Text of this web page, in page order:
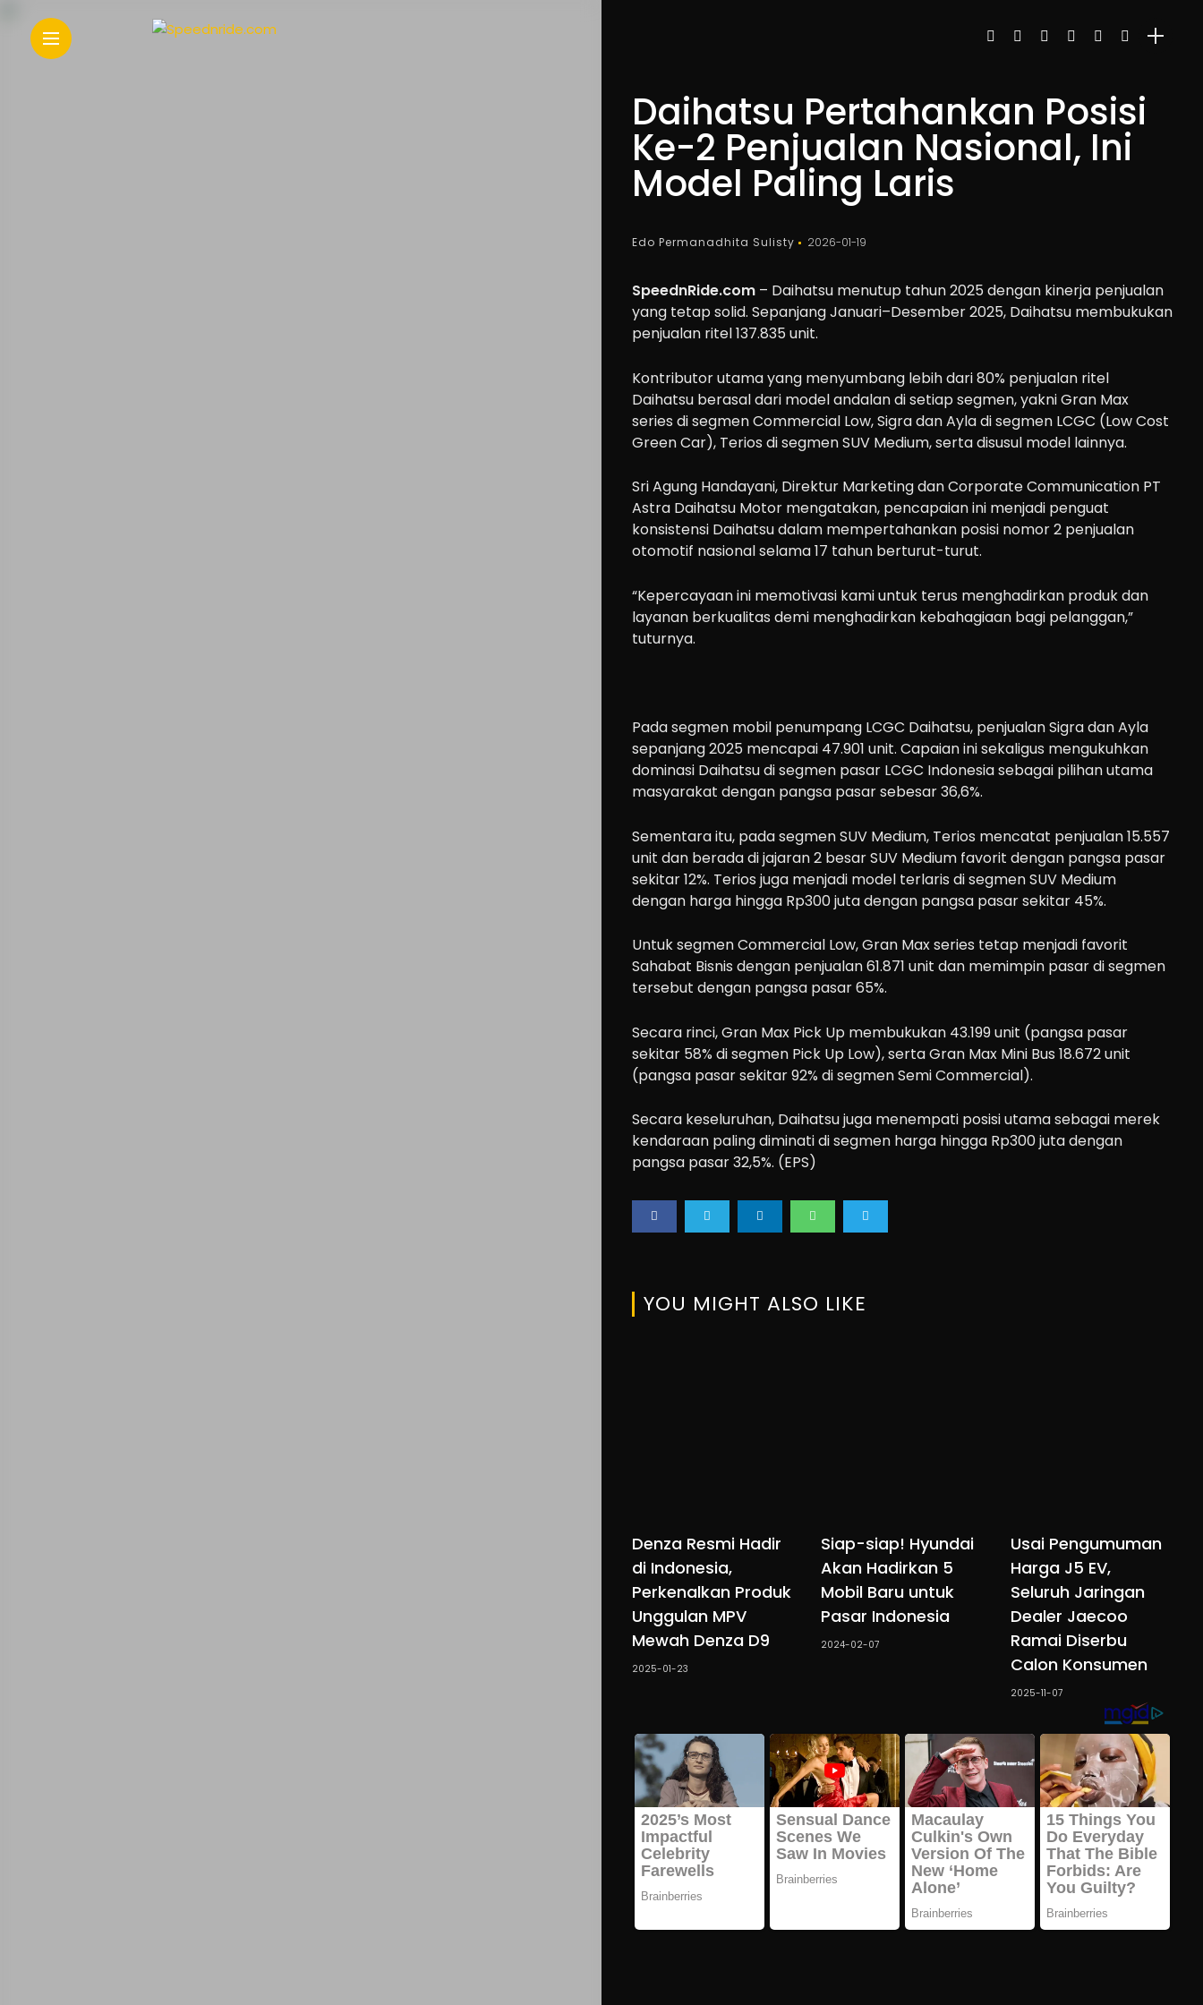
Cars
Motorcycle
n
Drive
Tips
Community
Lifestyle
About
Daihatsu Pertahankan Posisi
Ke-2 Penjualan Nasional, Ini
Model Paling Laris
Edo Permanadhita Sulisty 2026-01-19
SpeednRide.com– Daihatsu menutup tahun 2025 dengan kinerja penjualan
yang tetap solid. Sepanjang Januari–Desember 2025, Daihatsu membukukan
penjualan ritel 137.835 unit.
Kontributor utama yang menyumbang lebih dari 80% penjualan ritel
Daihatsu berasal dari model andalan di setiap segmen, yakni Gran Max
series di segmen Commercial Low, Sigra dan Ayla di segmen LCGC (Low Cost
Green Car), Terios di segmen SUV Medium, serta disusul model lainnya.
Sri Agung Handayani, Direktur Marketing dan Corporate Communication PT
Astra Daihatsu Motor mengatakan, pencapaian ini menjadi penguat
konsistensi Daihatsu dalam mempertahankan posisi nomor 2 penjualan
otomotif nasional selama 17 tahun berturut-turut.
“Kepercayaan ini memotivasi kami untuk terus menghadirkan produk dan
layanan berkualitas demi menghadirkan kebahagiaan bagi pelanggan,”
tuturnya.
Pada segmen mobil penumpang LCGC Daihatsu, penjualan Sigra dan Ayla
sepanjang 2025 mencapai 47.901 unit. Capaian ini sekaligus mengukuhkan
dominasi Daihatsu di segmen pasar LCGC Indonesia sebagai pilihan utama
masyarakat dengan pangsa pasar sebesar 36,6%.
Sementara itu, pada segmen SUV Medium, Terios mencatat penjualan 15.557
unit dan berada di jajaran 2 besar SUV Medium favorit dengan pangsa pasar
sekitar 12%. Terios juga menjadi model terlaris di segmen SUV Medium
dengan harga hingga Rp300 juta dengan pangsa pasar sekitar 45%.
Untuk segmen Commercial Low, Gran Max series tetap menjadi favorit
Sahabat Bisnis dengan penjualan 61.871 unit dan memimpin pasar di segmen
tersebut dengan pangsa pasar 65%.
Secara rinci, Gran Max Pick Up membukukan 43.199 unit (pangsa pasar
sekitar 58% di segmen Pick Up Low), serta Gran Max Mini Bus 18.672 unit
(pangsa pasar sekitar 92% di segmen Semi Commercial).
Secara keseluruhan, Daihatsu juga menempati posisi utama sebagai merek
kendaraan paling diminati di segmen harga hingga Rp300 juta dengan
pangsa pasar 32,5%. (EPS)
YOU MIGHT ALSO LIKE
Denza Resmi Hadir
di Indonesia,
Perkenalkan Produk
Unggulan MPV
Mewah Denza D9
2025-01-23
Siap-siap! Hyundai
Akan Hadirkan 5
Mobil Baru untuk
Pasar Indonesia
2024-02-07
Usai Pengumuman
Harga J5 EV,
Seluruh Jaringan
Dealer Jaecoo
Ramai Diserbu
Calon Konsumen
2025-11-07